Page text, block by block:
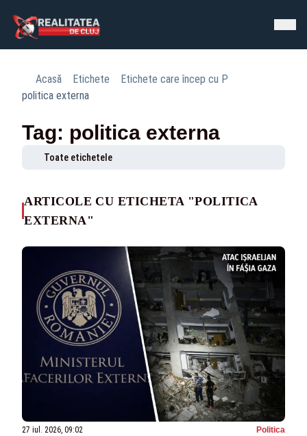
Acasă Etichete
Etichete care încep cu P
politica externa
Tag: politica externa
Toate etichetele
ARTICOLE CU ETICHETA "POLITICA
EXTERNA"
27 iul. 2026, 09:02 Politica